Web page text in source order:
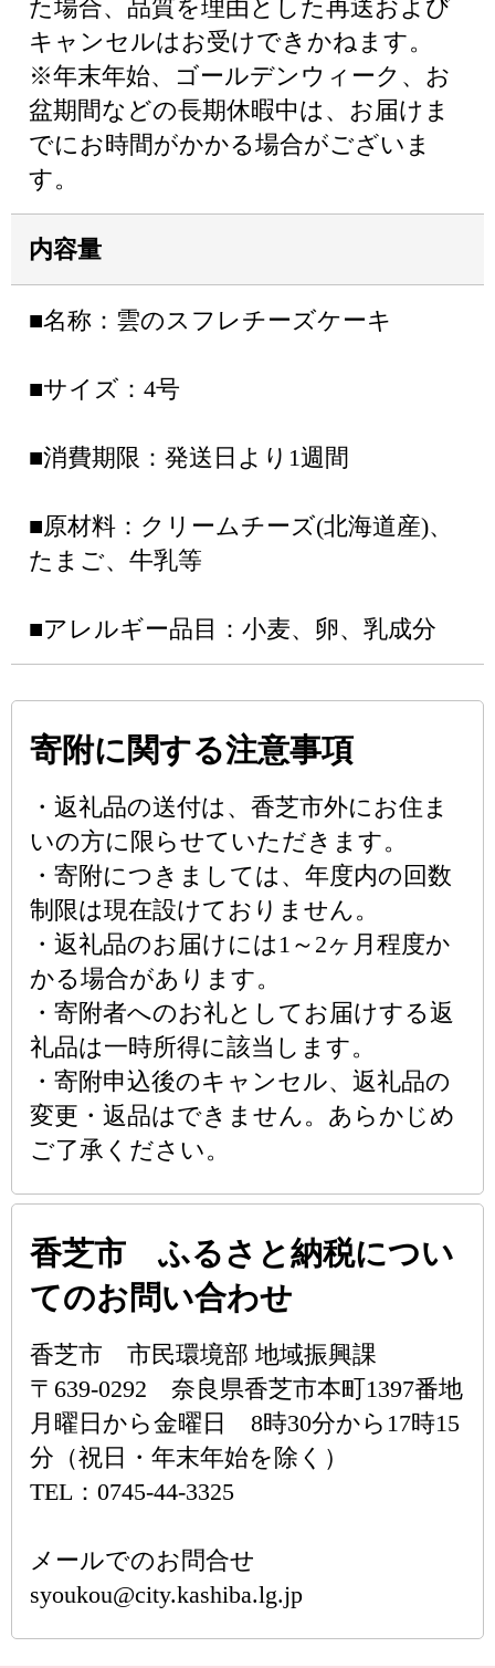
た場合、品質を理由とした再送および
キャンセルはお受けできかねます。
※年末年始、ゴールデンウィーク、お
盆期間などの長期休暇中は、お届けま
でにお時間がかかる場合がございま
す。
内容量
■名称：雲のスフレチーズケーキ
■サイズ：4号
■消費期限：発送日より1週間
■原材料：クリームチーズ(北海道産)、
たまご、牛乳等
■アレルギー品目：小麦、卵、乳成分
寄附に関する注意事項
・返礼品の送付は、香芝市外にお住ま
いの方に限らせていただきます。
・寄附につきましては、年度内の回数
制限は現在設けておりません。
・返礼品のお届けには1～2ヶ月程度か
かる場合があります。
・寄附者へのお礼としてお届けする返
礼品は一時所得に該当します。
・寄附申込後のキャンセル、返礼品の
変更・返品はできません。あらかじめ
ご了承ください。
香芝市 ふるさと納税につい
てのお問い合わせ
香芝市 市民環境部 地域振興課
〒639-0292 奈良県香芝市本町1397番地
月曜日から金曜日 8時30分から17時15
分（祝日・年末年始を除く）
TEL：0745-44-3325
メールでのお問合せ
syoukou@city.kashiba.lg.jp